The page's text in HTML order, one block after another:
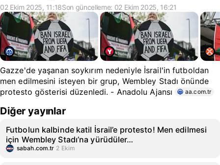
02 Ekim 2025, 11:18Son güncelleme: 02 Ekim 2025, 16:21
Gazze'de yaşanan soykırım nedeniyle İsrail'in futboldan
men edilmesini isteyen bir grup, Wembley Stadı önünde
protesto gösterisi düzenledi. - Anadolu Ajansı
aa.com.tr
Diğer yayınlar
Futbolun kalbinde katil İsrail’e protesto! Men edilmesi
için Wembley Stadı’na yürüdüler…
sabah.com.tr 2 Ekim